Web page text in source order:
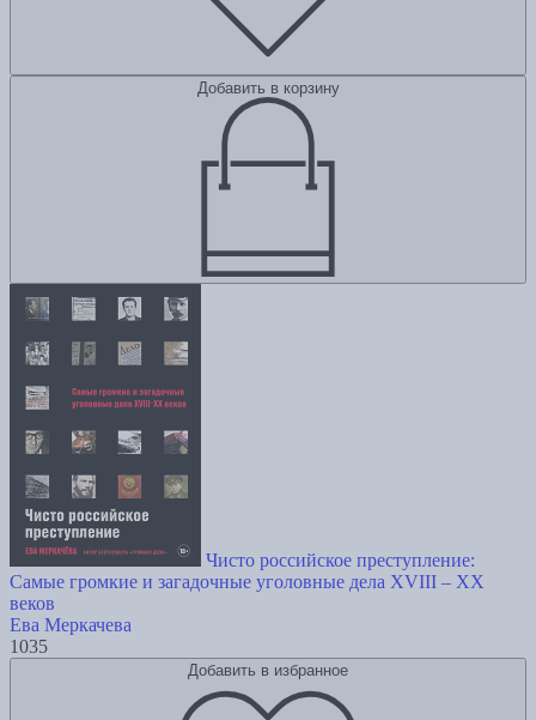
Добавить в корзину
Чисто российское преступление:
Самые громкие и загадочные уголовные дела XVIII – XX
веков
Ева Меркачева
1035
Добавить в избранное